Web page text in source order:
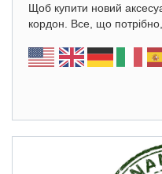
Щоб купити новий
кордон. Все, що потрібно,